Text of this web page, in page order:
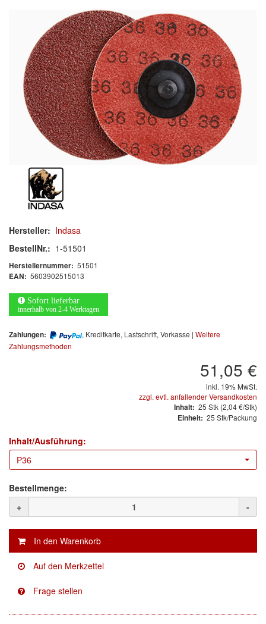
Schleif-Handpads
Zubehör/Hilfsmittel
Kleben & Beschichten
Abdecken
Spachteln
Lackieren
Polieren
Malerbedarf & Zubehör
Reinigen
Arbeitsschutz
Luftfilter
Restposten
Colad
E-D
(1)
EVERCOAT
(2)
Facdos
Hersteller: Indasa
BestellNr.: 1-51501
Herstellernummer: 51501
EAN: 5603902515013
Sofort lieferbar
innerhalb von 2-4 Werktagen
Zahlungen: , Kreditkarte, Lastschrift, Vorkasse | Weitere
Zahlungsmethoden
51,05 €
inkl. 19% MwSt.
zzgl. evtl. anfallender Versandkosten
Inhalt: 25 Stk (2,04 €/Stk)
Einheit: 25 Stk/Packung
Inhalt/Ausführung:
P36
Bestellmenge:
+
-